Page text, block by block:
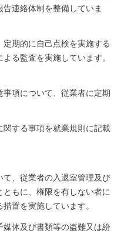
連絡体制を整備していま
期的に自己点検を実施する
る監査を実施しています。
項について、従業者に定期
する事項を就業規則に記載
、従業者の入退室管理及び
もに、権限を有しない者に
置を実施しています。
体及び書類等の盗難又は紛